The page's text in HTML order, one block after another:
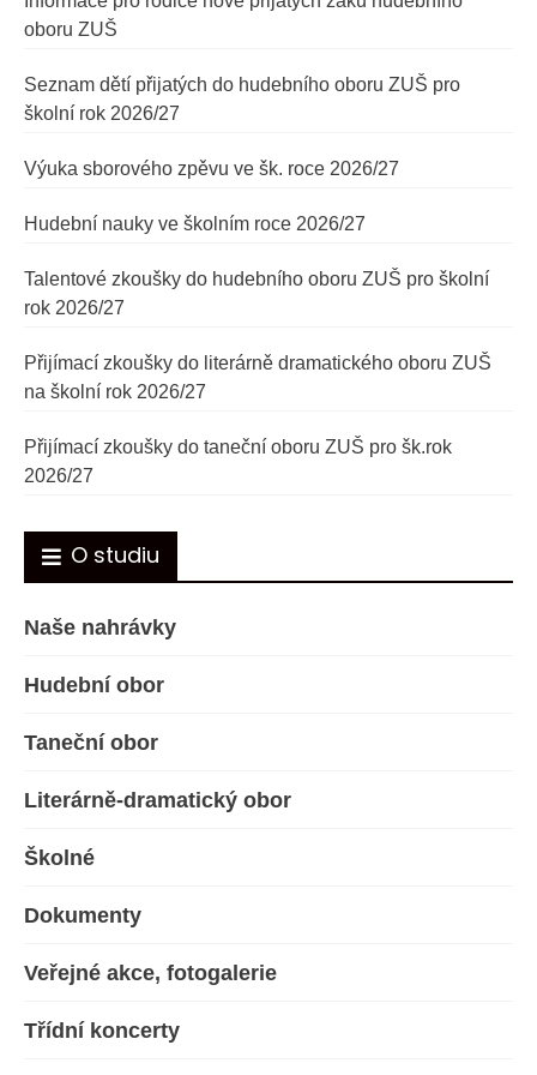
oboru ZUŠ
Seznam dětí přijatých do hudebního oboru ZUŠ pro
školní rok 2026/27
Výuka sborového zpěvu ve šk. roce 2026/27
Hudební nauky ve školním roce 2026/27
Talentové zkoušky do hudebního oboru ZUŠ pro školní
rok 2026/27
Přijímací zkoušky do literárně dramatického oboru ZUŠ
na školní rok 2026/27
Přijímací zkoušky do taneční oboru ZUŠ pro šk.rok
2026/27
O studiu
Naše nahrávky
Hudební obor
Taneční obor
Literárně-dramatický obor
Školné
Dokumenty
Veřejné akce, fotogalerie
Třídní koncerty